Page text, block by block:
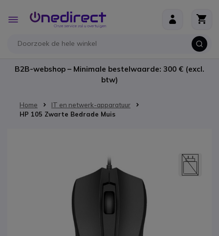
Toggle
Nav
B2B-webshop – Minimale bestelwaarde: 300 € (excl.
btw)
Home
IT en netwerk-apparatuur
HP 105 Zwarte Bedrade Muis